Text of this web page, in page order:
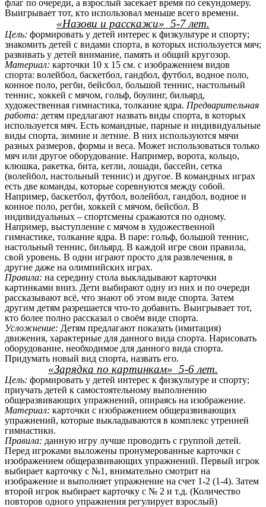
флаг по очереди, а взрослый засекает время по секундомеру.
Выигрывает тот, кто использовал меньше всего времени.
«Назови и расскажи» 5-7 лет.
Цель: формировать у детей интерес к физкультуре и спорту;
знакомить детей с видами спорта, в которых используется мяч;
развивать у детей внимание, память и общий кругозор.
Материал: карточки 10 х 15 см. с изображением видов
спорта: волейбол, баскетбол, гандбол, футбол, водное поло,
конное поло, регби, бейсбол, большой теннис, настольный
теннис, хоккей с мячом, гольф, боулинг, бильярд,
художественная гимнастика, толкание ядра. Предварительная
работа: детям предлагают назвать виды спорта, в которых
используется мяч. Есть командные, парные и индивидуальные
виды спорта, зимние и летние. В них используются мячи
разных размеров, формы и веса. Может использоваться только
мяч или другое оборудование. Например, ворота, кольцо,
клюшка, ракетка, бита, кегли, лошади, бассейн, сетка
(волейбол, настольный теннис) и другое. В командных играх
есть две команды, которые соревнуются между собой.
Например, баскетбол, футбол, волейбол, гандбол, водное и
конное поло, регби, хоккей с мячом, бейсбол. В
индивидуальных – спортсмены сражаются по одному.
Например, выступление с мячом в художественной
гимнастике, толкание ядра. В паре: гольф, большой теннис,
настольный теннис, бильярд. В каждой игре свои правила,
свой уровень. В одни играют просто для развлечения, в
другие даже на олимпийских играх.
Правила: на середину стола выкладывают карточки
картинками вниз. Дети выбирают одну из них и по очереди
рассказывают всё, что знают об этом виде спорта. Затем
другим детям разрешается что-то добавить. Выигрывает тот,
кто более полно рассказал о своём виде спорта.
Усложнение: Детям предлагают показать (имитация)
движения, характерные для данного вида спорта. Нарисовать
оборудование, необходимое для данного вида спорта.
Придумать новый вид спорта, назвать его.
«Зарядка по картинкам» 5-6 лет.
Цель: формировать у детей интерес к физкультуре и спорту;
приучать детей к самостоятельному выполнению
общеразвивающих упражнений, опираясь на изображение.
Материал: карточки с изображением общеразвивающих
упражнений, которые выкладываются в комплекс утренней
гимнастики.
Правила: данную игру лучше проводить с группой детей.
Перед игроками выложены пронумерованные карточки с
изображением общеразвивающих упражнений. Первый игрок
выбирает карточку с №1, внимательно смотрит на
изображение и выполняет упражнение на счет 1-2 (1-4). Затем
второй игрок выбирает карточку с № 2 и т.д. (Количество
повторов одного упражнения регулирует взрослый)